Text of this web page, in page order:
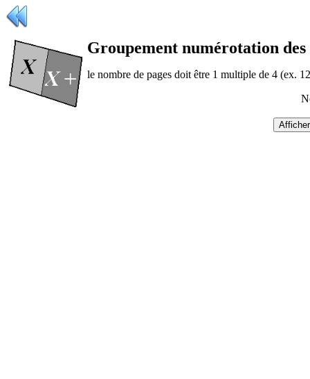
Groupement numérotation
le nombre de pages doit être 1 multiple de 4 (ex.